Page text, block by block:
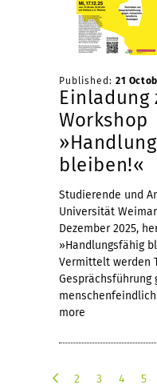
Published: 21
Einladung
Workshop
bleiben!«
Studierende und
Universität
Dezember 2025,
»Handlungsfähig
Vermittelt werden
Gesprächsführung
more
2 3 4 5